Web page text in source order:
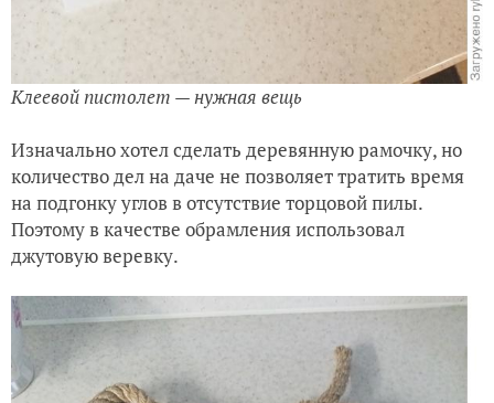
Клеевой пистолет — нужная вещь
Изначально хотел сделать деревянную рамочку, но
количество дел на даче не позволяет тратить время
на подгонку углов в отсутствие торцовой пилы.
Поэтому в качестве обрамления использовал
джутовую веревку.